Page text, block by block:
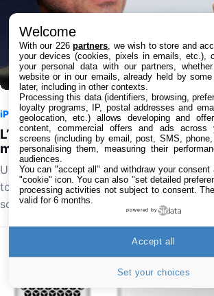
iPhone7 août 2026 à 15:55 1
L’iPhone original de 2007 perd son
mobile aux États-Unis avec l’arrêt de
Une page de l'histoire de la téléphonie
tourne aux États-Unis. T-Mobile a
son réseau 2G GSM le 3 août 2026,
Welcome
With our 226partners , we wish to store and
your devices (cookies, pixels in emails, etc.),
your personal data with our partners,
website or in our emails, already held by
later, including in other contexts.
Processing this data (identifiers, browsing,
loyalty programs, IP, postal addresses and
geolocation, etc.) allows developing and
content, commercial offers and ads across
screens (including by email, post, SMS, phone,
personalising them, measuring their
audiences.
You can "accept all" and withdraw your
"cookie" icon. You can also "set detailed
processing activities not subject to consent.
valid for 6 months.
powered by
Set your choices
Accept all